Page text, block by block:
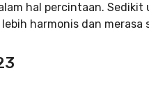
hal percintaan. Sedikit
harmonis dan merasa